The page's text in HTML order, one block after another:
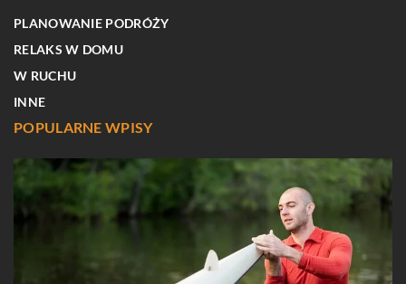
PLANOWANIE PODRÓŻY
RELAKS W DOMU
W RUCHU
INNE
POPULARNE WPISY